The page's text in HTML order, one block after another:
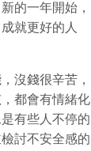
的一年開始，
就更好的人
沒錢很辛苦，
都會有情緒化
有些人不停的
討不安全感的